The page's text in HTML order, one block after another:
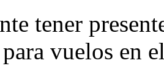
tener
vuelos en